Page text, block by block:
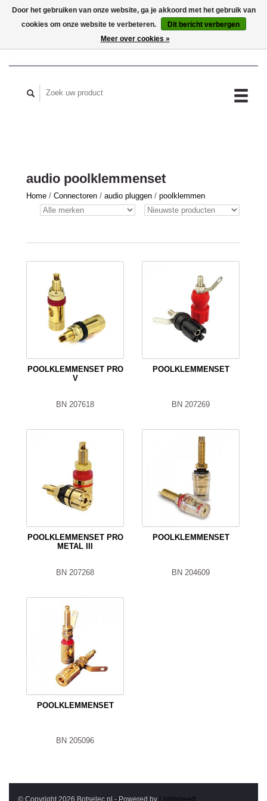
MIJN ACCOUNT
audio poolklemmenset
Home / Connectoren / audio pluggen / poolklemmen
POOLKLEMMENSET PRO
V
BN 207618
POOLKLEMMENSET
BN 207269
POOLKLEMMENSET PRO
METAL III
BN 207268
POOLKLEMMENSET
BN 204609
POOLKLEMMENSET
BN 205096
© Copyright 2026 Botselec.nl - Powered by Lightspeed
Door het gebruiken van onze website, ga je akkoord met het gebruik van
cookies om onze website te verbeteren.
Dit bericht verbergen
Meer over cookies »